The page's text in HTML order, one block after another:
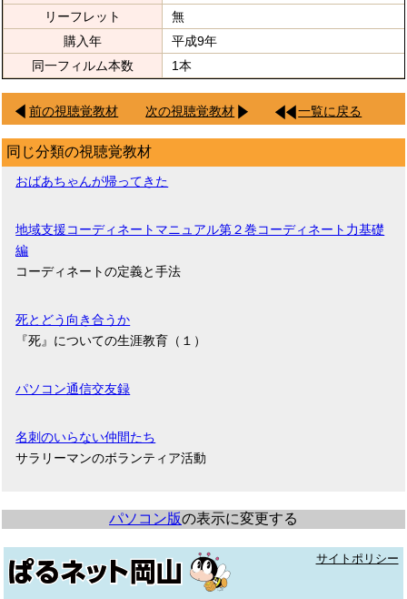
リーフレット
無
購入年
平成9年
同一フィルム本数
1本
前の視聴覚教材 次の視聴覚教材 一覧に戻る
同じ分類の視聴覚教材
おばあちゃんが帰ってきた
地域支援コーディネートマニュアル第２巻コーディネート力基礎
編
コーディネートの定義と手法
死とどう向き合うか
『死』についての生涯教育（１）
パソコン通信交友録
名刺のいらない仲間たち
サラリーマンのボランティア活動
パソコン版の表示に変更する
サイトポリシー